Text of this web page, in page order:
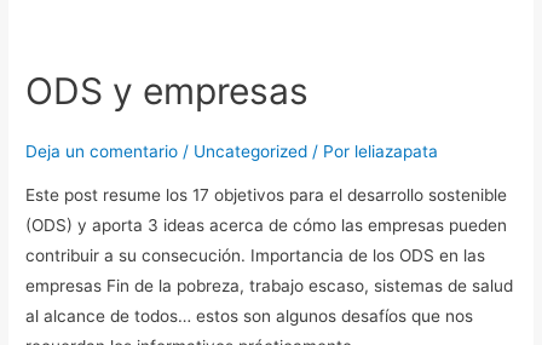
ODS y empresas
Deja un comentario / Uncategorized / Por leliazapata
Este post resume los 17 objetivos para el desarrollo sostenible
(ODS) y aporta 3 ideas acerca de cómo las empresas pueden
contribuir a su consecución. Importancia de los ODS en las
empresas Fin de la pobreza, trabajo escaso, sistemas de salud
al alcance de todos… estos son algunos desafíos que nos
ODS
y
empresas